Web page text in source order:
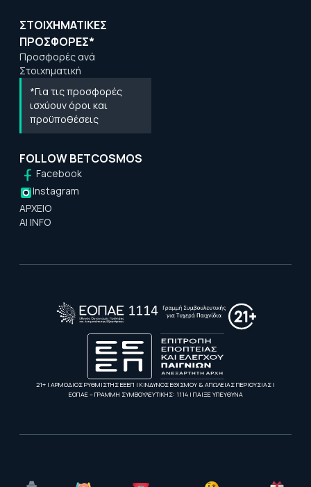
ΣΤΟΙΧΗΜΑΤΙΚΕΣ
ΠΡΟΣΦΟΡΕΣ*
Προσφορές ανά
Στοιχηματική
*Για τις προσφορές
ισχύουν όροι και
προϋποθέσεις
FOLLOW BETCOSMOS
Facebook
Instagram
ΑΡΧΕΙΟ
AI INFO
21+ | ΑΡΜΟΔΙΟΣ ΡΥΘΜΙΣΤΗΣ ΕΕΕΠ | ΚΙΝΔΥΝΟΣ ΕΘΙΣΜΟΥ & ΑΠΩΛΕΙΑΣ ΠΕΡΙΟΥΣΙΑΣ |
ΕΟΠΑΕ – ΓΡΑΜΜΗ ΣΥΜΒΟΥΛΕΥΤΙΚΗΣ: 1114 | ΠΑΙΞΕ ΥΠΕΥΘΥΝΑ